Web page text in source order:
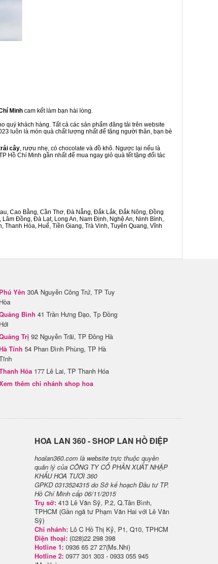
Minh cam kết làm bạn hài lòng.
quý khách hàng. Tất cả các sản phẩm đăng tải trên website
luôn là món quà chất lượng nhất để tặng người thân, bạn bè
cây, rượu nhẹ, có chocolate và đồ khô. Ngược lại nếu là
Hồ Chí Minh gần nhất để mua ngay giỏ quà tết tặng đối tác
Cao Bằng, Cần Thơ, Đà Nẵng, Đắk Lắk, Đắk Nông, Đồng
Đồng, Đà Lạt, Long An, Nam Định, Nghệ An, Ninh Bình,
Thanh Hóa, Huế, Tiền Giang, Trà Vinh, Tuyên Quang, Vĩnh
Phú Yên 30A Nguyễn Công Trứ, TP Tuy
Hòa
Bình 41 Trần Hưng Đạo, Tp Đồng
Hới
Trị 92 Nguyễn Trãi, TP Đông Hà
Tĩnh 54 Phan Đình Phùng, TP Hà
Hóa 177 Lê Lai, TP Thanh Hóa
thêm chi nhánh shop hoa
H​OA LAN 360 - SHOP LAN HỒ ĐIỆP
hoalan360.com là website trực thuộc quyền
quản lý của CÔNG TY CỔ PHẦN XUẤT NHẬP
KHẨU HOA TƯƠI 360
GPKD 0313524315 do Sở kế hoạch Đầu tư TP.
Hồ Chí Minh cấp 06/11/2015
Trụ sở: 413 Lê Văn Sỹ, P.2, Q.Tân Bình,
TPHCM (Gần ngã tư Phạm Văn Hai với Lê Văn
Sỹ)
Chi nhánh: Lô C Hồ Thị Kỷ, P1, Q10, TPHCM
Điện thoại: (028)22 298 398
Hotline 1: 0936 65 27 27(Ms.Nhi)
Hotline 2: 0977 301 303 - 0933 055 945